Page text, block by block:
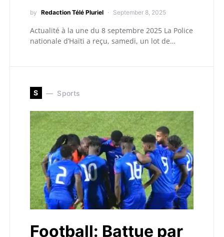
by Redaction Télé Pluriel September 8, 2025
Actualité à la une du 8 septembre 2025 La Police
nationale d’Haïti a reçu, samedi, un lot de…
S Sports
Football: Battue par